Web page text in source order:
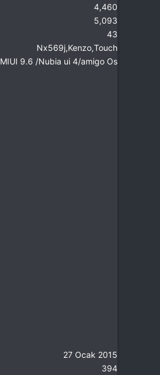
4,460
5,093
43
Nx569j,Kenzo,Touch
MIUI 9.6 /Nubia ui 4/amigo Os
27 Ocak 2015
394